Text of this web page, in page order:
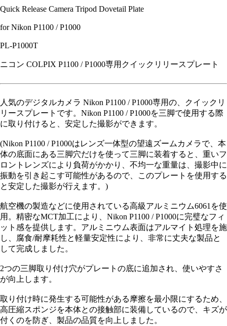
Quick Release Camera Tripod Dovetail Plate
for Nikon P1100 / P1000
PL-P1000T
ニコン COLPIX P1100 / P1000専用クイックリリースプレート
人気のデジタルカメラ Nikon P1100 / P1000専用の、クイックリ
リースプレートです。Nikon P1100 / P1000を三脚で使用する際
に取り付けると、安定した撮影ができます。
(Nikon P1100 / P1000はレンズ一体型の望遠ズームカメラで、本
体の底面にある三脚穴だけを使って三脚に装着すると、重いフ
ロントレンズにより負荷がかかり、不均一な重量は、撮影中に
振動を引き起こす可能性があるので、このプレートを使用する
と安定した撮影が行えます。)
航空機の製造などに使用されている高級アルミニウム6061を使
用。精密なMCT加工により、Nikon P1100 / P1000に完璧なフィ
ット感を提供します。アルミニウム表面はアルマイト処理を施
し、腐食/耐摩耗性と軽量安定性により、非常に丈夫な製品と
して完成しました。
2つの三脚取り付け穴がプレートの底に追加され、使いやすさ
が向上します。
取り付け時に発生する可能性がある摩擦を最小限にするため、
高圧縮スポンジを本体との接触部に装備しているので、キズが
付くのを防ぎ、製品の品質を向上しました。